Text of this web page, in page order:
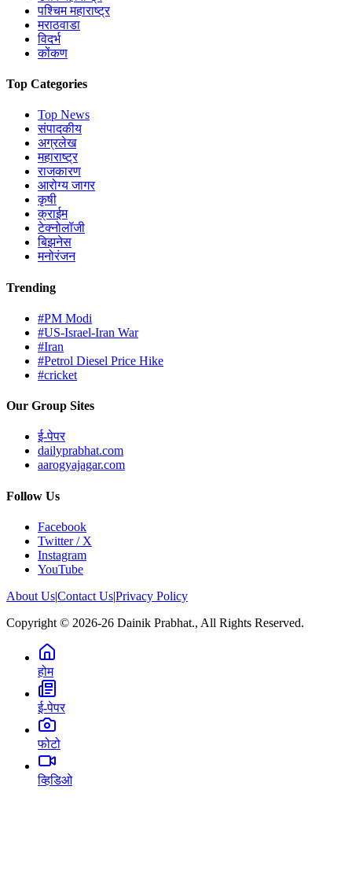
पश्चिम महाराष्ट्र
मराठवाडा
विदर्भ
कोंकण
Top Categories
Top News
संपादकीय
अग्रलेख
महाराष्ट्र
राजकारण
आरोग्य जागर
कृषी
क्राईम
टेक्नोलॉजी
बिझनेस
मनोरंजन
Trending
#PM Modi
#US-Israel-Iran War
#Iran
#Petrol Diesel Price Hike
#cricket
Our Group Sites
ई-पेपर
dailyprabhat.com
aarogyajagar.com
Follow Us
Facebook
Twitter / X
Instagram
YouTube
About Us|Contact Us|Privacy Policy
Copyright © 2026-26 Dainik Prabhat., All Rights Reserved.
होम
ई-पेपर
फोटो
व्हिडिओ